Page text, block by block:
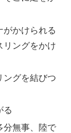
がかけられる
リングをかけ
ングを結びつ
る
分無事、陸で